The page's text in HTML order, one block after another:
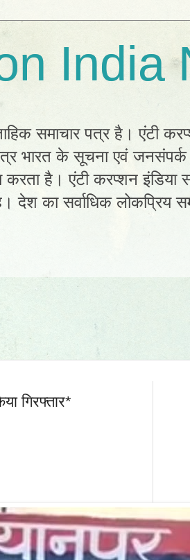
India
समाचार पत्र है। एंटी
भारत के सूचना एवं
है। एंटी करप्शन इंडिया
का सर्वाधिक लोकप्रिय
गिरफ्तार*